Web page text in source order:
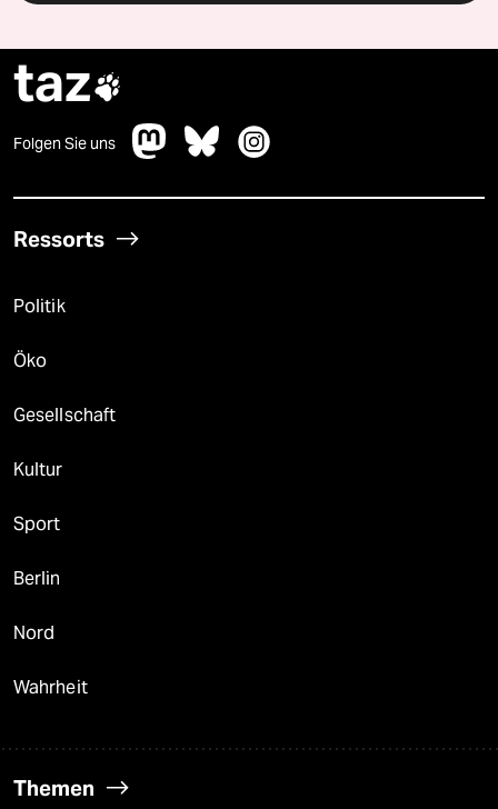
taz
Folgen Sie uns
Ressorts
Politik
Öko
Gesellschaft
Kultur
Sport
Berlin
Nord
Wahrheit
Themen